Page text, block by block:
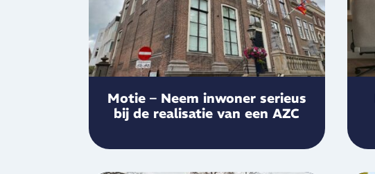
Motie – Neem inwoner serieus
bij de realisatie van een AZC